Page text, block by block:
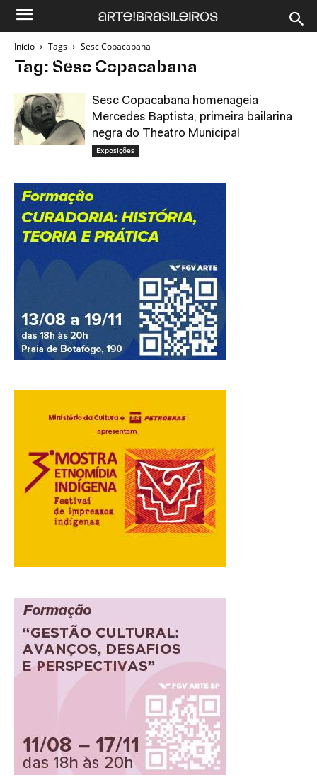
Início Tags Sesc Copacabana
Tag: Sesc Copacabana
Sesc Copacabana homenageia
Mercedes Baptista, primeira bailarina
negra do Theatro Municipal
Exposições